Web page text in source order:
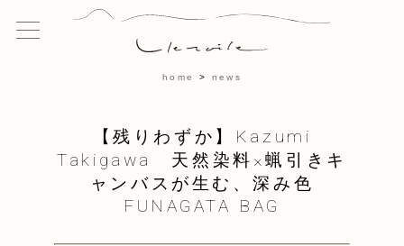
home news
【残りわずか】Kazumi
Takigawa 天然染料×蝋引きキ
ャンバスが生む、深み色
FUNAGATA BAG